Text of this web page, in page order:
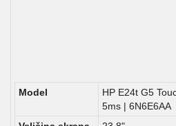
Model
HP E24t G5
5ms | 6N6E6AA